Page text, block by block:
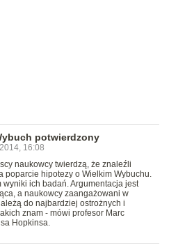
potwierdzony
16:08
naukowcy twierdzą, że znaleźli
poparcie hipotezy o Wielkim Wybuchu.
wyniki ich badań. Argumentacja jest
a naukowcy zaangażowani w
do najbardziej ostrożnych i
znam - mówi profesor Marc
Hopkinsa.